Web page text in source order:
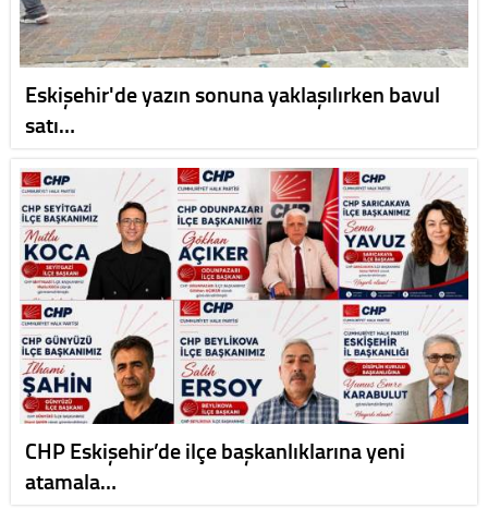
Eskişehir'de yazın sonuna yaklaşılırken bavul
satı…
CHP Eskişehir’de ilçe başkanlıklarına yeni
atamala…